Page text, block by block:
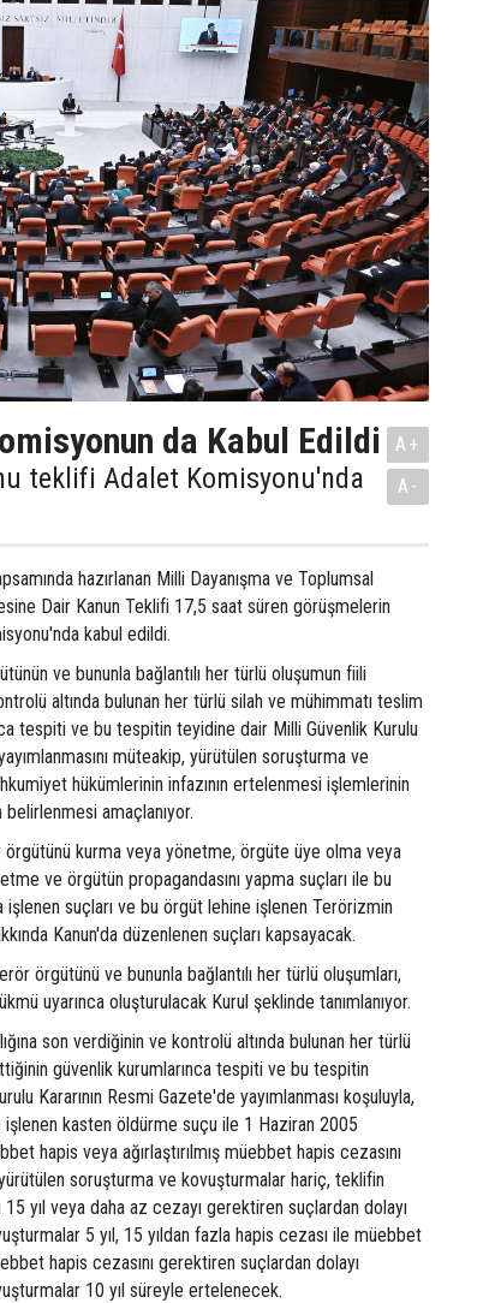
da Kabul Edildi
teklifi Adalet Komisyonu'nda
A+
A-
hazırlanan Milli Dayanışma ve Toplumsal
Dair Kanun Teklifi 17,5 saat süren görüşmelerin
kabul edildi.
ve bununla bağlantılı her türlü oluşumun fiili
altında bulunan her türlü silah ve mühimmatı teslim
tespiti ve bu tespitin teyidine dair Milli Güvenlik Kurulu
müteakip, yürütülen soruşturma ve
hükümlerinin infazının ertelenmesi işlemlerinin
amaçlanıyor.
kurma veya yönetme, örgüte üye olma veya
ve örgütün propagandasını yapma suçları ile bu
işlenen suçları ve bu örgüt lehine işlenen Terörizmin
Kanun'da düzenlenen suçları kapsayacak.
örgütünü ve bununla bağlantılı her türlü oluşumları,
uyarınca oluşturulacak Kurul şeklinde tanımlanıyor.
son verdiğinin ve kontrolü altında bulunan her türlü
güvenlik kurumlarınca tespiti ve bu tespitin
Kararının Resmi Gazete'de yayımlanması koşuluyla,
kasten öldürme suçu ile 1 Haziran 2005
hapis veya ağırlaştırılmış müebbet hapis cezasını
soruşturma ve kovuşturmalar hariç, teklifin
15 yıl veya daha az cezayı gerektiren suçlardan dolayı
5 yıl, 15 yıldan fazla hapis cezası ile müebbet
hapis cezasını gerektiren suçlardan dolayı
10 yıl süreyle ertelenecek.